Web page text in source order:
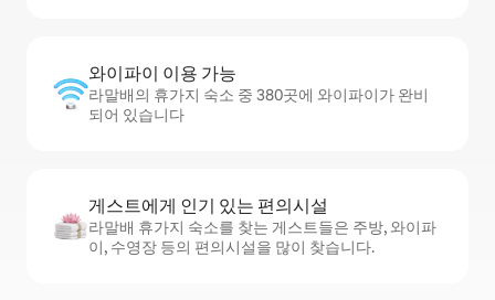
와이파이 이용 가능
라말배의 휴가지 숙소 중 380곳에 와이파이가 완비
되어 있습니다
게스트에게 인기 있는 편의시설
라말배 휴가지 숙소를 찾는 게스트들은 주방, 와이파
이, 수영장 등의 편의시설을 많이 찾습니다.